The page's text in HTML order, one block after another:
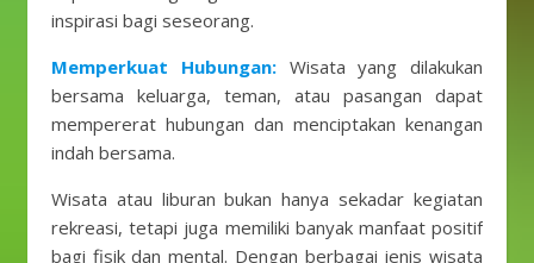
inspirasi bagi seseorang.
Memperkuat Hubungan: Wisata yang dilakukan
bersama keluarga, teman, atau pasangan dapat
mempererat hubungan dan menciptakan kenangan
indah bersama.
Wisata atau liburan bukan hanya sekadar kegiatan
rekreasi, tetapi juga memiliki banyak manfaat positif
bagi fisik dan mental. Dengan berbagai jenis wisata